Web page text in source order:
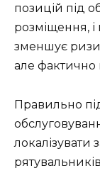
позицій під
розміщення,
зменшує ризик
але фактично
Правильно
локалізувати